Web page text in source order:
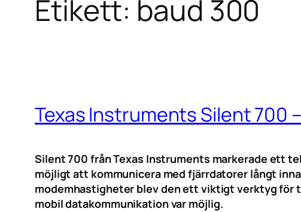
Etikett: baud 300
Texas Instruments Silent 700
Silent 700 från Texas Instruments markerade ett
möjligt att kommunicera med fjärrdatorer långt
modemhastigheter blev den ett viktigt verktyg för
mobil datakommunikation var möjlig.